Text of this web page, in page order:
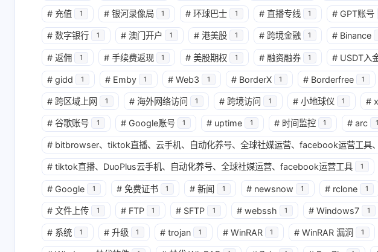
互动
最新评论
无法获取评论，请确认相关配置是否正确
兴
# 充值 1 # 银河录像局 1 # 环球巴士 1 # 直播专线 1 # GPT账号
# 数字银行 1 # 澳门开户 1 # 港美股 1 # 跨境金融 1 # Binance
# 返佣 1 # 手续费返现 1 # 美股期权 1 # 融资融券 1 # USDT入
# gidd 1 # Emby 1 # Web3 1 # BorderX 1 # Borderfree 1
# 跨区域上网 1 # 海外网络访问 1 # 跨境访问 1 # 小地球仪 1 #
# 谷歌账号 1 # Google账号 1 # uptime 1 # 时间监控 1 # arc 1
# bitbrowser、tiktok直播、云手机、自动化养号、全球社媒运营、facebook运营工具
# tiktok直播、DuoPlus云手机、自动化养号、全球社媒运营、facebook运营工具 1
# Google 1 # 免费证书 1 # 新闻 1 # newsnow 1 # rclone 1
# 文件上传 1 # FTP 1 # SFTP 1 # webssh 1 # Windows7 1
# 系统 1 # 升级 1 # trojan 1 # WinRAR 1 # WinRAR 漏洞 1